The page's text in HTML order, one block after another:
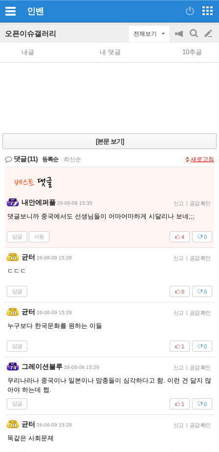
인벤
오픈이슈갤러리 전체보기
공
지
on/off
검
색
글
쓰
내글 내 댓글 10추글
[본문 보기]
댓글(11) 등록순 최신순 새로고침
내안에퍼플 26-06-09 15:35 신고 | 공감 확인
댓글보니까 중국에서도 선생님들이 어마어마하게 시달리나 보네;;;
답글 이동 0
4
균터 26-06-09 15:28 신고 | 공감 확인
ㄷㄷㄷ
답글 0
0
균터 26-06-09 15:29 신고 | 공감 확인
누구보다 한국문화를 원하는 이들
답글 0
1
그레이션블루 26-06-09 15:29 신고 | 공감 확인
우리나라나 중국이나 일본이나 맘충들이 심각하다고 함. 이런 건 닮지 않
아야 하는데 쩝.
답글 0
1
균터 26-06-09 15:29 신고 | 공감 확인
똑같은 사회문제